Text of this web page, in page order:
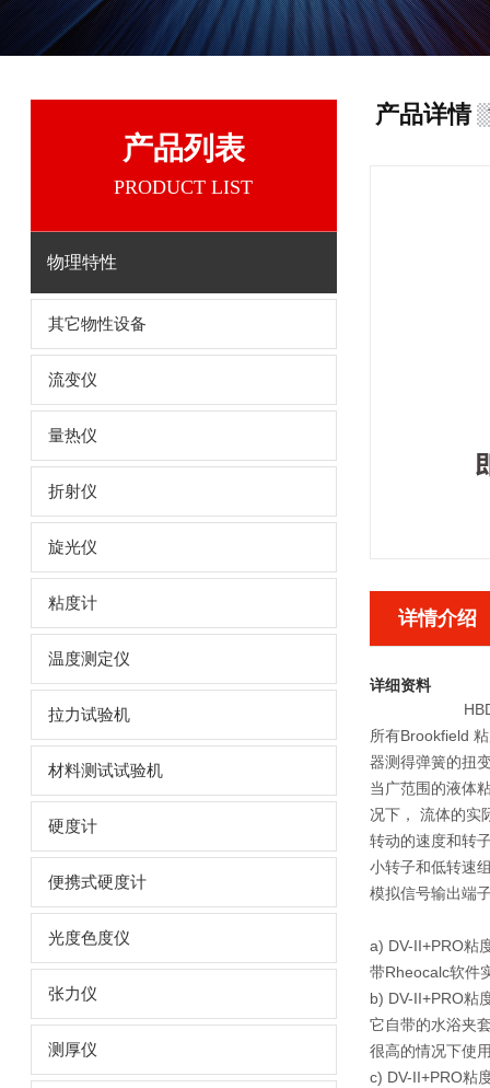
产品列表
PRODUCT LIST
物理特性
其它物性设备
流变仪
量热仪
折射仪
旋光仪
粘度计
温度测定仪
拉力试验机
材料测试试验机
硬度计
便携式硬度计
光度色度仪
张力仪
测厚仪
产品详情
详情介绍
详细资料
所有Brookfield
器测得弹簧的扭
当广范围的液体
况下， 流体的实
转动的速度和转
小转子和低转速
模拟信号输出端
a) DV-II+PRO粘
带Rheocalc软件
b) DV-II+PRO粘
它自带的水浴夹
很高的情况下使
c) DV-II+PRO粘